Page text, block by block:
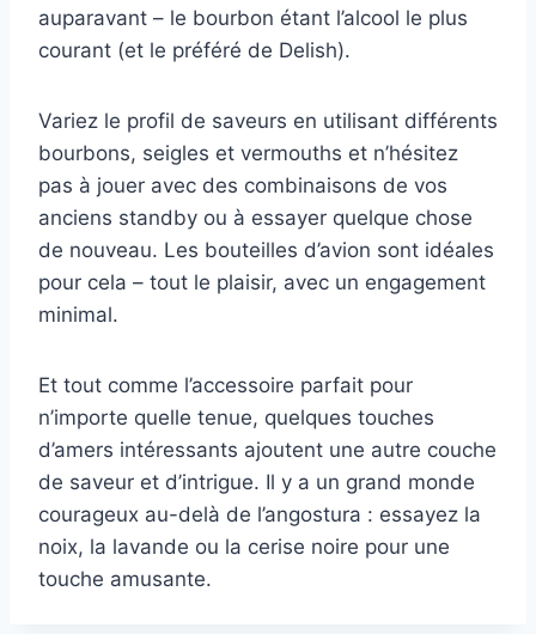
auparavant – le bourbon étant l’alcool le plus
courant (et le préféré de Delish).
Variez le profil de saveurs en utilisant différents
bourbons, seigles et vermouths et n’hésitez
pas à jouer avec des combinaisons de vos
anciens standby ou à essayer quelque chose
de nouveau. Les bouteilles d’avion sont idéales
pour cela – tout le plaisir, avec un engagement
minimal.
Et tout comme l’accessoire parfait pour
n’importe quelle tenue, quelques touches
d’amers intéressants ajoutent une autre couche
de saveur et d’intrigue. Il y a un grand monde
courageux au-delà de l’angostura : essayez la
noix, la lavande ou la cerise noire pour une
touche amusante.